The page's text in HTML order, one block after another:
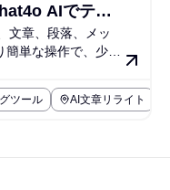
AIでテキ
な方法
文章、段落、メッ
単な操作で、少な
ツール AI文章リライト